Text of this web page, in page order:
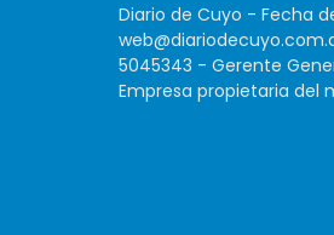
Diario de Cuyo - Fecha
5045343 - Gerente
Empresa propietaria del